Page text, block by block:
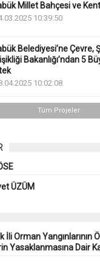
Millet Bahçesi ve
10:39:50
Belediyesi’ne Çevre,
Bakanlığı’ndan 5
10:02:08
Tüm Projeler
ÜZÜM
İli Orman Yangınlarının
Yasaklanmasına Dair